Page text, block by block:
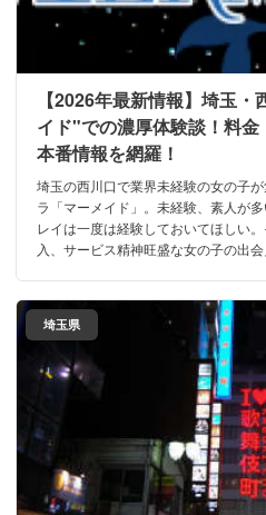
【2026年最新情報】埼玉
イド"での濃厚体験談！料金
本番情報を網羅！
埼玉の西川口で業界未経験の女の子
ラ「マーメイド」。未経験、素人が
レイは一度は経験しておいてほしい
入、サービス精神旺盛な女の子の出
埼玉県